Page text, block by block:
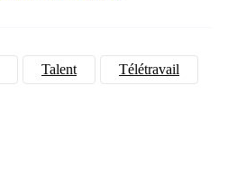
Talent Télétravail